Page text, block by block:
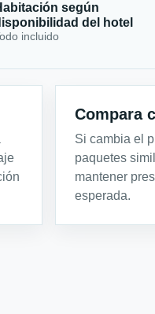
según
del hotel
incluido
Compara
Si cambia el
paquetes
mantener
esperada.